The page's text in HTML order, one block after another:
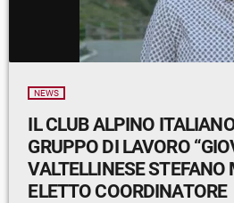
NEWS
IL CLUB ALPINO
GRUPPO DI LAVORO
VALTELLINESE STEFANO
ELETTO COORDINATORE